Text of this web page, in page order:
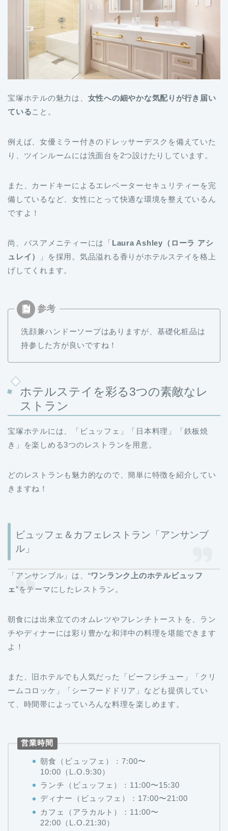
宝塚ホテルの魅力は、 女性への細やかな気配りが行き届い
ていること。
例えば、女優ミラー付きのドレッサーデスクを備えていた
り、ツインルームには洗面台を2つ設けたりしています。
また、カードキーによるエレベーターセキュリティーを完
備しているなど、女性にとって快適な環境を整えているん
ですよ！
尚、バスアメニティーには「Laura Ashley（ローラ アシ
ュレイ）
」を採用。気品溢れる香りがホテルステイを格上
げしてくれます。
洗顔兼ハンドーソープはありますが、基礎化粧品は
持参した方が良いですね！
ホテルステイを彩る3つの素敵なレ
ストラン
宝塚ホテルには、「ビュッフェ」「日本料理」「鉄板焼
き」を楽しめる3つのレストランを用意。
どのレストランも魅力的なので、簡単に特徴を紹介してい
きますね！
ビュッフェ＆カフェレストラン「アンサンブ
ル」
「アンサンブル」は、“ワンランク上のホテルビュッフ
ェ”をテーマにしたレストラン。
朝食には出来立てのオムレツやフレンチトーストを、ラン
チやディナーには彩り豊かな和洋中の料理を堪能できます
よ！
また、旧ホテルでも人気だった「ビーフシチュー」「クリ
ームコロッケ」「シーフードドリア」なども提供してい
て、時間帯によっていろんな料理を楽しめます。
営業時間
朝食（ビュッフェ）：7:00〜
10:00（L.O.9:30）
ランチ（ビュッフェ）：11:00〜15:30
ディナー（ビュッフェ）：17:00〜21:00
カフェ（アラカルト）：11:00〜
22:00（L.O.21:30）